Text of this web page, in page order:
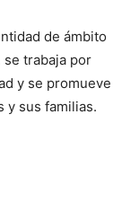
de ámbito
trabaja por
y se promueve
y sus familias.